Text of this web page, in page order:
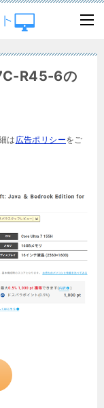
R45-6の
は 広告ポリシーをご